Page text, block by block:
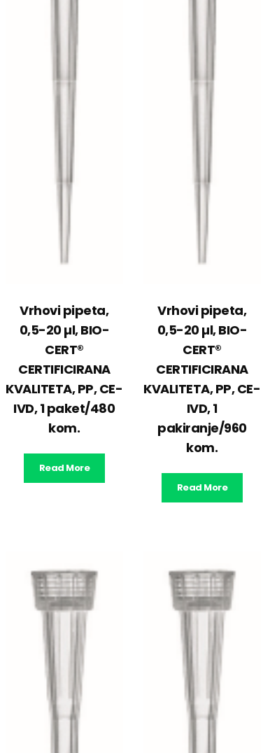
Vrhovi pipeta,
0,5-20 µl, BIO-
CERT®
CERTIFICIRANA
KVALITETA, PP, CE-
IVD, 1 paket/480
kom.
Read More
Vrhovi pipeta,
0,5-20 µl, BIO-
CERT®
CERTIFICIRANA
KVALITETA, PP, CE-
IVD, 1
pakiranje/960
kom.
Read More